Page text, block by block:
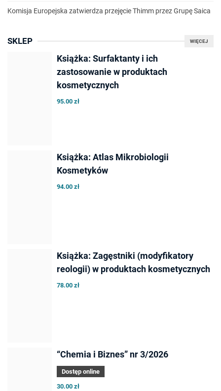
Komisja Europejska zatwierdza przejęcie Thimm przez Grupę Saica
WIĘCEJ
SKLEP
Książka: Surfaktanty i ich
zastosowanie w produktach
kosmetycznych
95.00 zł
Książka: Atlas Mikrobiologii
Kosmetyków
94.00 zł
Książka: Zagęstniki (modyfikatory
reologii) w produktach kosmetycznych
78.00 zł
“Chemia i Biznes” nr 3/2026
Dostęp online
30.00 zł